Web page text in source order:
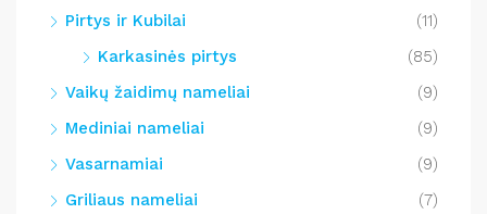
Pirtys ir Kubilai
(11)
Karkasinės pirtys
(85)
Vaikų žaidimų nameliai
(9)
Mediniai nameliai
(9)
Vasarnamiai
(9)
Griliaus nameliai
(7)